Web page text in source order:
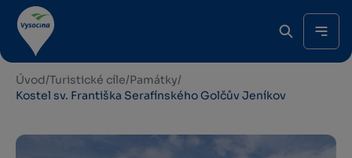
Úvod/Turistické cíle/Památky/
Kostel sv. Františka Serafínského Golčův Jeníkov